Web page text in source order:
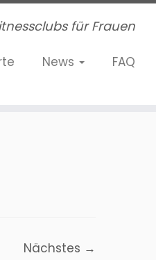
für Frauen
News FAQ
Nächstes →